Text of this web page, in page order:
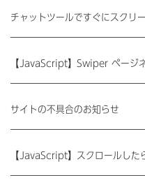
チャットツールですぐにスクリ
【JavaScript】Swiper ページ
サイトの不具合のお知らせ
【JavaScript】スクロールした